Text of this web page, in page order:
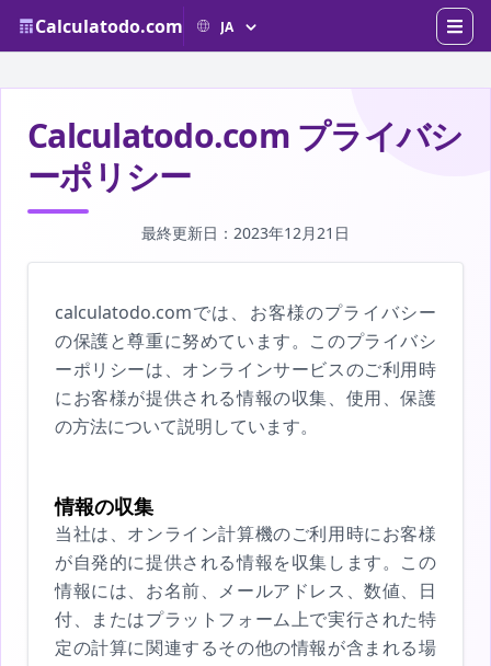
Calculatodo.com
Calculatodo.com プライバシ
ーポリシー
最終更新日：2023年12月21日
calculatodo.comでは、お客様のプライバシー
の保護と尊重に努めています。このプライバシ
ーポリシーは、オンラインサービスのご利用時
にお客様が提供される情報の収集、使用、保護
の方法について説明しています。
情報の収集
当社は、オンライン計算機のご利用時にお客様
が自発的に提供される情報を収集します。この
情報には、お名前、メールアドレス、数値、日
付、またはプラットフォーム上で実行された特
定の計算に関連するその他の情報が含まれる場